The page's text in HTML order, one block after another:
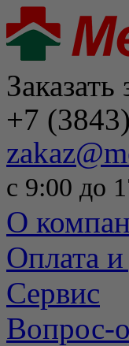
Заказать
+7
с 9:00 до
О
Оплата и
Сервис
Вопрос-